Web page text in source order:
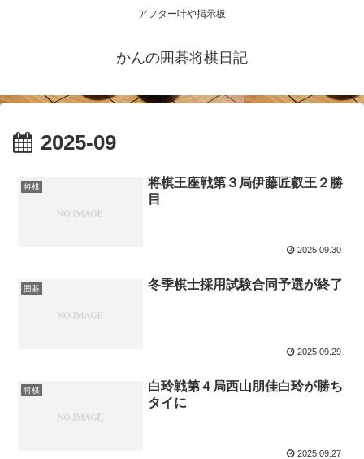
アフター叶や掲示板
かんの囲碁将棋日記
2025-09
将棋
将棋王座戦第３局伊藤匠叡王２勝
目
2025.09.30
囲碁 冬季棋士採用試験合同予選が終了
2025.09.29
将棋
白玲戦第４局西山朋佳白玲が勝ち
タイに
2025.09.27